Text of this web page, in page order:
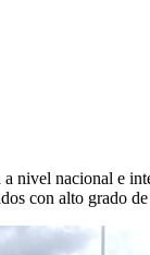
nacional e
con alto grado